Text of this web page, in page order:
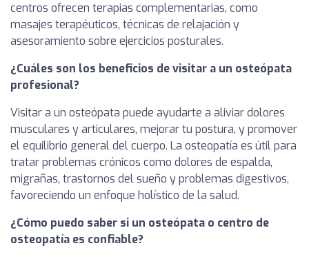
centros ofrecen terapias complementarias, como
masajes terapéuticos, técnicas de relajación y
asesoramiento sobre ejercicios posturales.
¿Cuáles son los beneficios de visitar a un osteópata
profesional?
Visitar a un osteópata puede ayudarte a aliviar dolores
musculares y articulares, mejorar tu postura, y promover
el equilibrio general del cuerpo. La osteopatía es útil para
tratar problemas crónicos como dolores de espalda,
migrañas, trastornos del sueño y problemas digestivos,
favoreciendo un enfoque holístico de la salud.
¿Cómo puedo saber si un osteópata o centro de
osteopatía es confiable?